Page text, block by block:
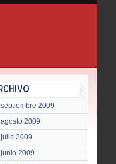
septiembre 2009
agosto 2009
julio 2009
junio 2009